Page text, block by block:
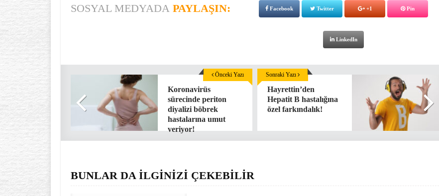
SOSYAL MEDYADA PAYLAŞIN: Facebook Twitter +1 Pin
LinkedIn
Koronavirüs
sürecinde periton
diyalizi böbrek
hastalarına umut
veriyor!
Önceki Yazı
Hayrettin’den
Hepatit B hastalığına
özel farkındalık!
Sonraki Yazı
BUNLAR DA İLGİNİZİ ÇEKEBİLİR